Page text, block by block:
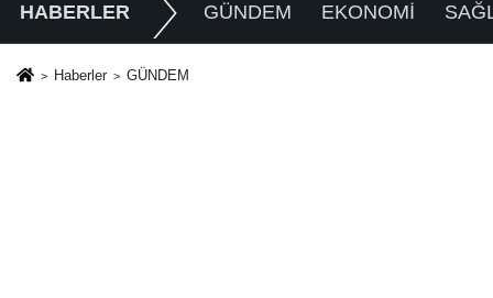
HABERLER GÜNDEM EKONOMİ
Haberler GÜNDEM